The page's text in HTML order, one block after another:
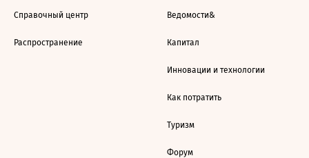
Справочный центр
Распространение
Ведомости&
Капитал
Инновации и технологии
Как потратить
Туризм
Форум